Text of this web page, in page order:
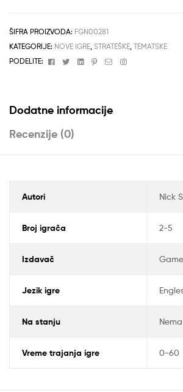
ŠIFRA PROIZVODA: FGN00281
KATEGORIJE: NOVE IGRE, STRATEŠKE, TEMATSKE
PODELITE:
FacebookTwitterLinkedinPinterest
EmailInstagram
Dodatne informacije
Recenzije (0)
Autori Nick
Broj igrača 2-5
Izdavač
Jezik igre
Na stanju
Vreme trajanja igre 0-60